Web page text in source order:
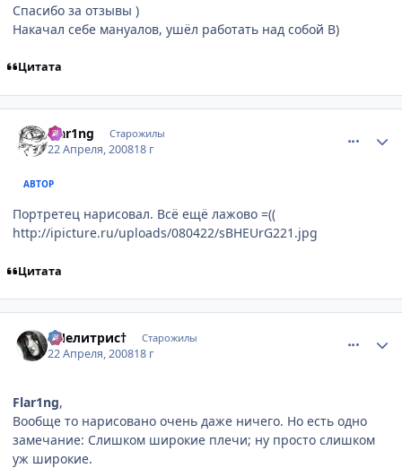
Спасибо за отзывы )
Накачал себе мануалов, ушёл работать над собой B)
Цитата
Flar1ng Старожилы
22 Апреля, 200818 г
АВТОР
Портретец нарисовал. Всё ещё лажово =((
http://ipicture.ru/uploads/080422/sBHEUrG221.jpg
Цитата
†Мелитрис† Старожилы
22 Апреля, 200818 г
Flar1ng,
Вообще то нарисовано очень даже ничего. Но есть одно
замечание: Слишком широкие плечи; ну просто слишком
уж широкие.